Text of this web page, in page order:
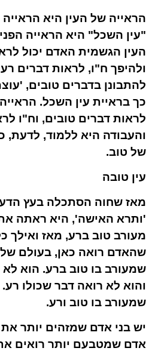
הראייה של העין היא
"עין השכל" היא הראייה
העין הגשמית האדם יכול
ולהיפך ח"ו, לראות דברים
להתבונן בדברים טובים,
כך בראיית עין השכל.
לראות דברים טובים, וח"ו
והעבודה היא ללמוד, לדעת,
של טוב.
עין טובה
מאז שחוה הסתכלה בעץ
'ותרא האישה', היא ראתה
מעורב טוב ברע, מאז ואילך
שהאדם רואה כאן, בעולם
שמעורב בו טוב ברע. הוא לא
והוא לא רואה דבר שכולו
שמעורב בו טוב ורע.
יש בני אדם שמזהים יותר את
אדם שמטבעם יותר רואים